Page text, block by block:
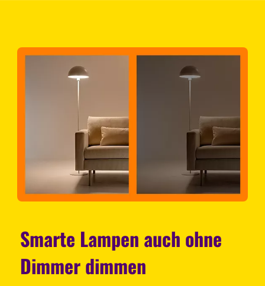
Smarte Lampen auch ohne
Dimmer dimmen